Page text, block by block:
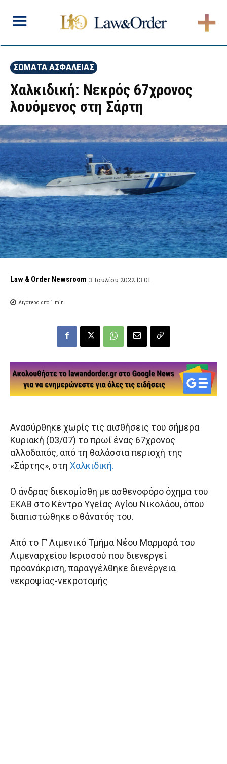
ΣΩΜΑΤΑ ΑΣΦΑΛΕΙΑΣ
Χαλκιδική: Νεκρός 67χρονος
λουόμενος στη Σάρτη
Law & Order Newsroom 3 Ιουλίου 2022 13:01
Λιγότερο από 1 min.
Ανασύρθηκε χωρίς τις αισθήσεις του σήμερα
Κυριακή (03/07) το πρωί ένας 67χρονος
αλλοδαπός, από τη θαλάσσια περιοχή της
«Σάρτης», στη Χαλκιδική.
Ο άνδρας διεκομίσθη με ασθενοφόρο όχημα του
ΕΚΑΒ στο Κέντρο Υγείας Αγίου Νικολάου, όπου
διαπιστώθηκε ο θάνατός του.
Από το Γ’ Λιμενικό Τμήμα Νέου Μαρμαρά του
Λιμεναρχείου Ιερισσού που διενεργεί
προανάκριση, παραγγέλθηκε διενέργεια
νεκροψίας-νεκροτομής